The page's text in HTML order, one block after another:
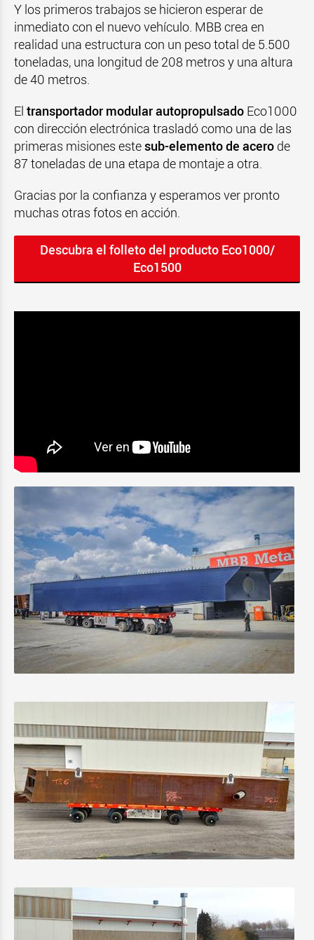
Y los primeros trabajos se hicieron esperar de
inmediato con el nuevo vehículo. MBB crea en
realidad una estructura con un peso total de 5.500
toneladas, una longitud de 208 metros y una altura
de 40 metros.
El transportador modular autopropulsado Eco1000
con dirección electrónica trasladó como una de las
primeras misiones estesub-elemento de acero de
87 toneladas de una etapa de montaje a otra.
Gracias por la confianza y esperamos ver pronto
muchas otras fotos en acción.
Descubra el folleto del producto Eco1000/
Eco1500